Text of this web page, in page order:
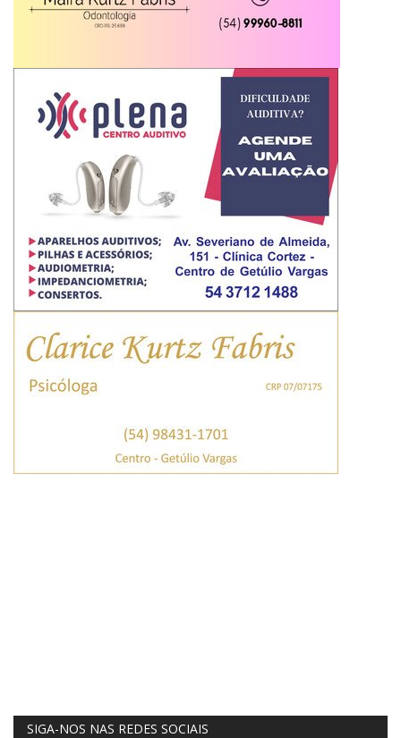
SIGA-NOS NAS REDES SOCIAIS